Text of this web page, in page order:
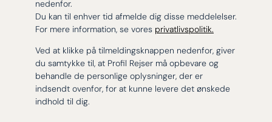
nedenfor.
Du kan til enhver tid afmelde dig disse meddelelser.
For mere information, se vores privatlivspolitik.
Ved at klikke på tilmeldingsknappen nedenfor, giver
du samtykke til, at Profil Rejser må opbevare og
behandle de personlige oplysninger, der er
indsendt ovenfor, for at kunne levere det ønskede
indhold til dig.